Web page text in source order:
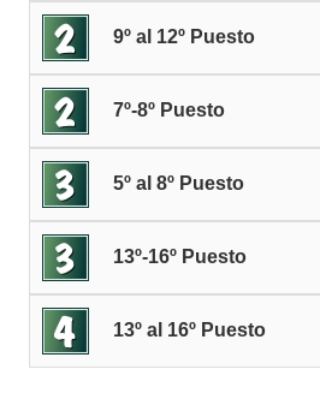
9º al 12º Puesto
7º-8º Puesto
5º al 8º Puesto
13º-16º Puesto
13º al 16º Puesto